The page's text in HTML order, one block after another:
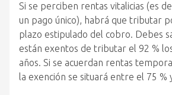
Si se perciben rentas vitalicias (es
un pago único), habrá que tributar
plazo estipulado del cobro. Debes
están exentos de tributar el 92 %
años. Si se acuerdan rentas
la exención se situará entre el 75 %